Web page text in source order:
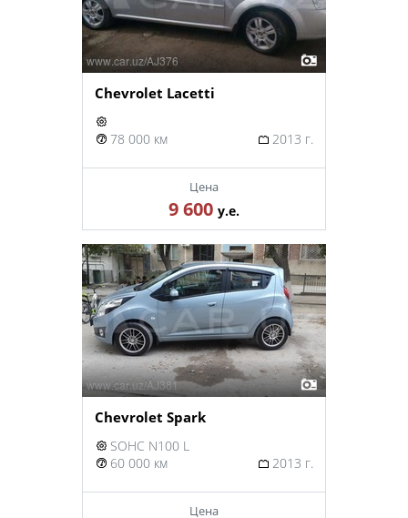
Chevrolet Lacetti
78 000 км 2013 г.
Цена
9 600 у.е.
Chevrolet Spark
SOHC N100 L
60 000 км
2013 г.
Цена